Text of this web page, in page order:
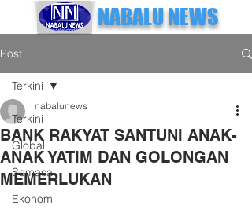
NABALU NEWS
Post
Terkini
Global
Semasa
Ekonomi
Terkini
BANK RAKYAT SANTUNI ANAK-
ANAK YATIM DAN GOLONGAN
MEMERLUKAN
nabalunews